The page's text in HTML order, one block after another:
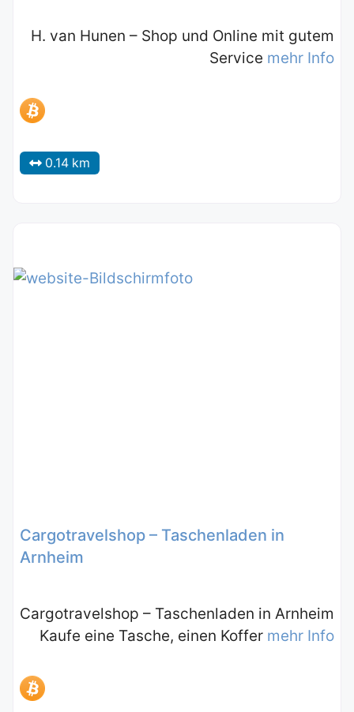
H. van Hunen – Shop und Online mit gutem
Service mehr Info
0.14 km
Cargotravelshop – Taschenladen in
Arnheim
Cargotravelshop – Taschenladen in Arnheim
Kaufe eine Tasche, einen Koffer mehr Info